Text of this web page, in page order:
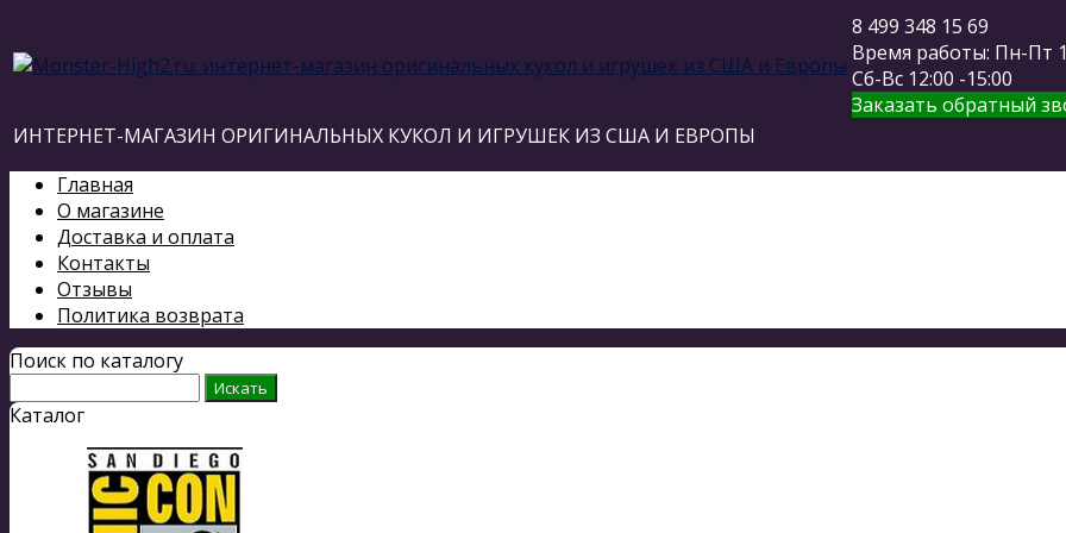
8 499 348 15 69
Время работы: Пн-Пт
Сб-Вс 12:00 -15:00
Заказать обратный
ИНТЕРНЕТ-МАГАЗИН ОРИГИНАЛЬНЫХ КУКОЛ И ИГРУШЕК ИЗ США И ЕВРОПЫ
Главная
О магазине
Доставка и оплата
Контакты
Отзывы
Политика возврата
Поиск по каталогу
Каталог